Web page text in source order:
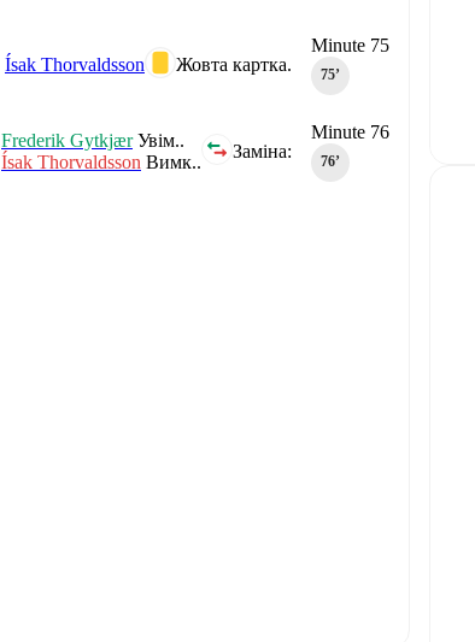
Minute 75
75‎’‎
Жовта картка.
Ísak Thorvaldsson
Minute 76
76‎’‎
Заміна:
Frederik GytkjærУвім..
Ísak Thorvaldsson Вимк..